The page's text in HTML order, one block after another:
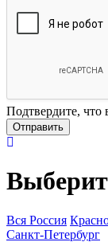
Подтвердите, что
Вся Россия
Санкт-Петербург